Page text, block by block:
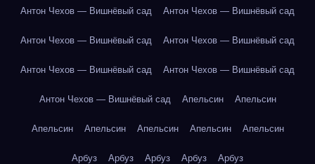
Антон Чехов — Вишнёвый сад Антон Чехов — Вишнёвый сад
Антон Чехов — Вишнёвый сад Антон Чехов — Вишнёвый сад
Антон Чехов — Вишнёвый сад Антон Чехов — Вишнёвый сад
Антон Чехов — Вишнёвый сад Апельсин Апельсин
Апельсин Апельсин Апельсин Апельсин Апельсин
Арбуз Арбуз Арбуз Арбуз Арбуз